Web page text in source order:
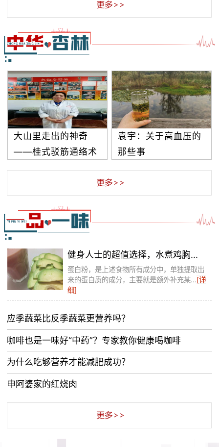
大山里走出的神奇
——桂式驳筋通络术
袁宇：关于高血压的
那些事
健身人士的超值选择，水煮鸡胸...
蛋白粉，是上述食物所有成分中，单独提取出
来的蛋白质的成分，主要就是额外补充某...[详
细]
应季蔬菜比反季蔬菜更营养吗？
咖啡也是一味好“中药”？专家教你健康喝咖啡
为什么吃够营养才能减肥成功？
申阿婆家的红烧肉